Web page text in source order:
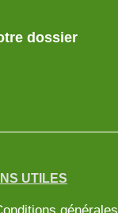
dossier
UTILES